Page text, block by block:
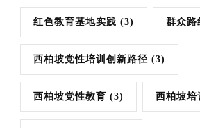
红色教育基地实践 (3) 群众路
西柏坡党性培训创新路径 (3)
西柏坡党性教育 (3) 西柏坡培